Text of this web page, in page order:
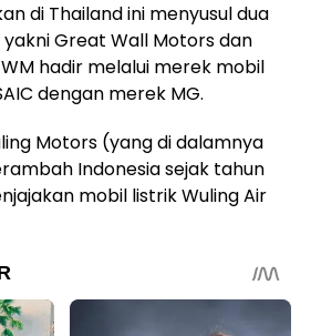
di Thailand ini menyusul dua
Great Wall Motors dan
hadir melalui merek mobil
dengan merek MG.
Motors (yang di dalamnya
Indonesia sejak tahun
mobil listrik Wuling Air